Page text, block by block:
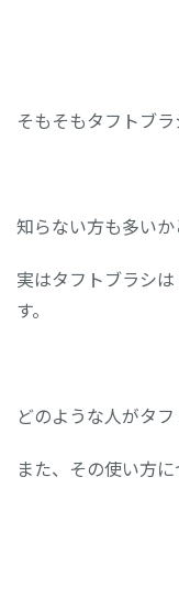
そもそもタフトブ
知らない方も多いか
実はタフトブラシ
す。
どのような人がタ
また、その使い方に